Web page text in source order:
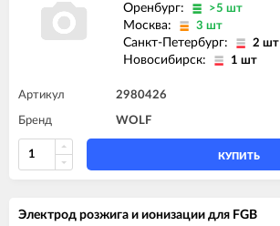
Оренбург: >5 шт
Москва: 3 шт
Санкт-Петербург: 2 шт
Новосибирск: 1 шт
Артикул 2980426
Бренд WOLF
КУПИТЬ
Электрод розжига и ионизации для FGB